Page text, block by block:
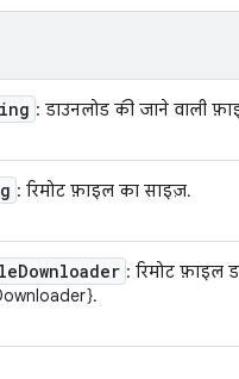
: डाउनलोड की जाने वाली
: रिमोट फ़ाइल का साइज़.
Downloader : रिमोट फ़ाइल